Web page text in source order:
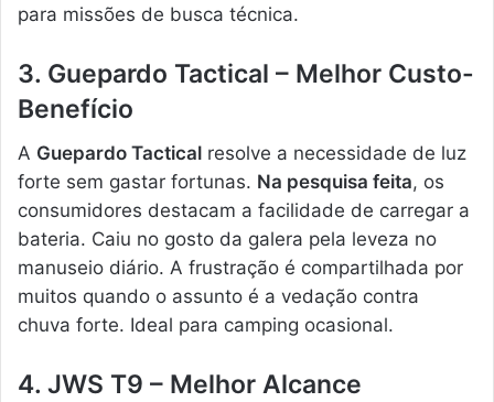
para missões de busca técnica.
3. Guepardo Tactical – Melhor Custo-
Benefício
A Guepardo Tactical resolve a necessidade de luz
forte sem gastar fortunas. Na pesquisa feita, os
consumidores destacam a facilidade de carregar a
bateria. Caiu no gosto da galera pela leveza no
manuseio diário. A frustração é compartilhada por
muitos quando o assunto é a vedação contra
chuva forte. Ideal para camping ocasional.
4. JWS T9 – Melhor Alcance